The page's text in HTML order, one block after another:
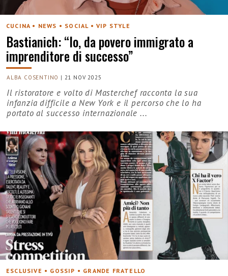
CUCINA • NEWS • SOCIAL • VIP STYLE
Bastianich: “Io, da povero immigrato a
imprenditore di successo”
ALBA COSENTINO | 21 NOV 2025
Il ristoratore e volto di Masterchef racconta la sua
infanzia difficile a New York e il percorso che lo ha
portato al successo internazionale ...
ESCLUSIVE • GOSSIP • GRANDE FRATELLO